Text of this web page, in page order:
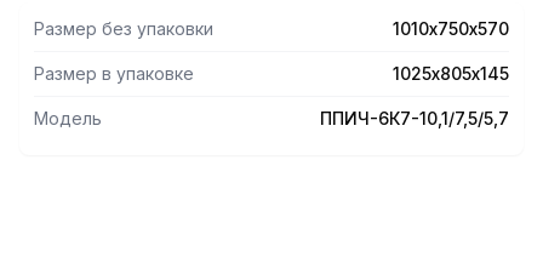
Размер без упаковки 1010х750х570
Размер в упаковке 1025х805х145
Модель ППИЧ-6К7-10,1/7,5/5,7